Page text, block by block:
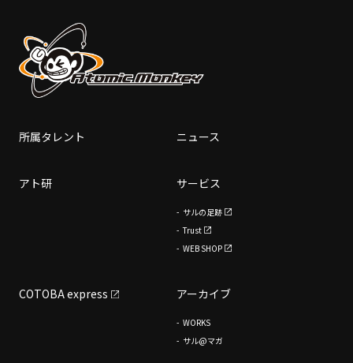
所属タレント ニュース
アト研 サービス
サルの足跡
Trust
WEB SHOP
COTOBA express アーカイブ
WORKS
サル@マガ